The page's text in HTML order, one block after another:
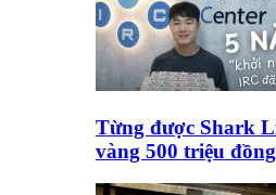
Từng được Shark
vàng 500 triệu